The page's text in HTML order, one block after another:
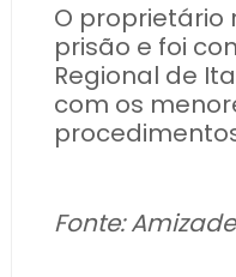
O proprietário
prisão e foi
Regional de
com os
Fonte: